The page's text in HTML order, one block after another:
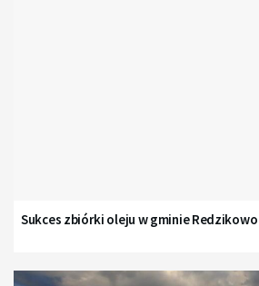
Sukces zbiórki oleju w gminie Redzikowo